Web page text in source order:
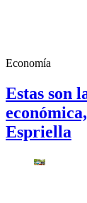
Economía
Estas son
Espriella